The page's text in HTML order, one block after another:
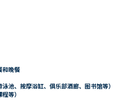
和晚餐
池、按摩浴缸、俱乐部酒廊、图书馆等）
等）